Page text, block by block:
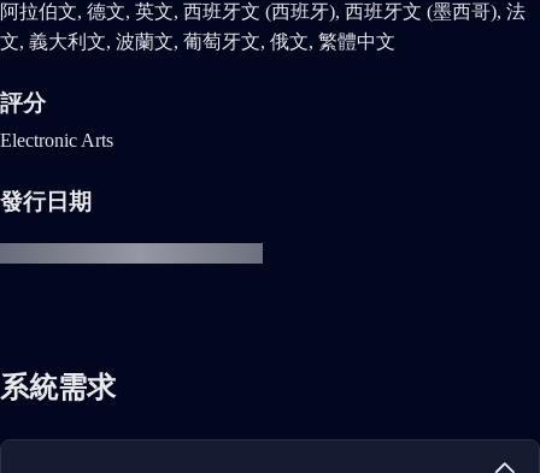
阿拉伯文, 德文, 英文, 西班牙文 (西班牙), 西班牙文 (墨西哥), 法
文, 義大利文, 波蘭文, 葡萄牙文, 俄文, 繁體中文
評分
Electronic Arts
發行日期
系統需求